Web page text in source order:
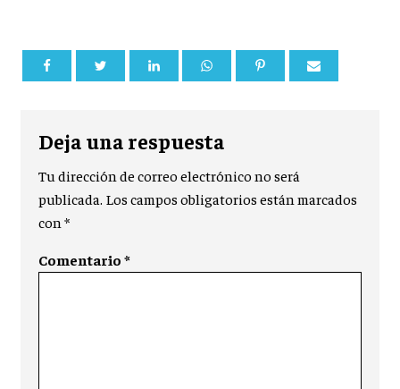
Deja una respuesta
Tu dirección de correo electrónico no será
publicada. Los campos obligatorios están marcados
con*
Comentario*